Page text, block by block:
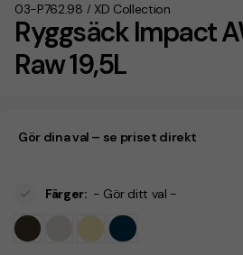
Ryggsäck Impact
Raw 19,5L
03-P762.98 / XD Collection
Gör dina val – se priset direkt
Färger: - Gör ditt val -